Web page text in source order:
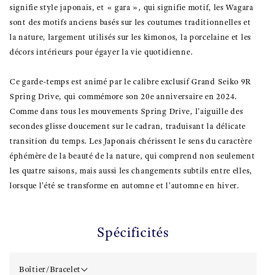
signifie style japonais, et « gara », qui signifie motif, les Wagara
sont des motifs anciens basés sur les coutumes traditionnelles et
la nature, largement utilisés sur les kimonos, la porcelaine et les
décors intérieurs pour égayer la vie quotidienne.
Ce garde-temps est animé par le calibre exclusif Grand Seiko 9R
Spring Drive, qui commémore son 20e anniversaire en 2024.
Comme dans tous les mouvements Spring Drive, l'aiguille des
secondes glisse doucement sur le cadran, traduisant la délicate
transition du temps. Les Japonais chérissent le sens du caractère
éphémère de la beauté de la nature, qui comprend non seulement
les quatre saisons, mais aussi les changements subtils entre elles,
lorsque l'été se transforme en automne et l'automne en hiver.
Spécificités
Boîtier/Bracelet